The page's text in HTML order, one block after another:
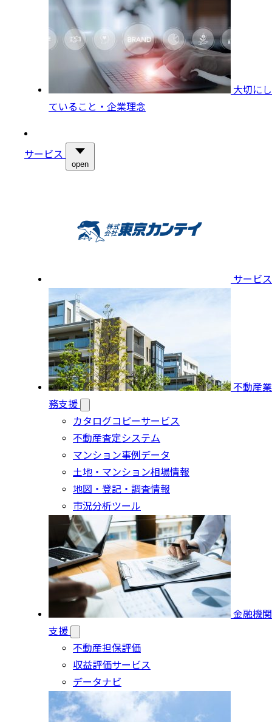
大切にし
ていること・企業理念
サービス
open
サービス
不動産業
務支援
カタログコピーサービス
不動産査定システム
マンション事例データ
土地・マンション相場情報
地図・登記・調査情報
市況分析ツール
金融機関
支援
不動産担保評価
収益評価サービス
データナビ